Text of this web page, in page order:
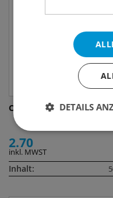
Coca Cola
2.70
inkl. MWST
Inhalt:
DETAILS